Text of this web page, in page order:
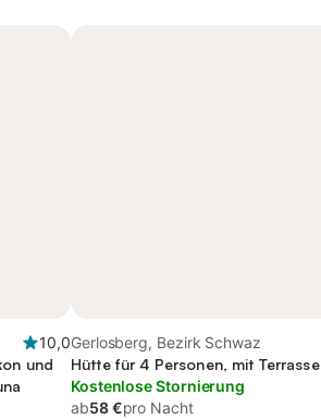
10,0
und
Gerlosberg, Bezirk Schwaz
Hütte für 4 Personen, mit Terrasse
Kostenlose Stornierung
ab58 €pro Nacht